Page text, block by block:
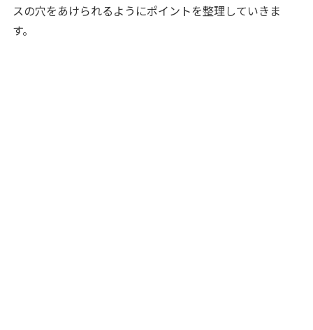
スの穴をあけられるようにポイントを整理していきま
す。